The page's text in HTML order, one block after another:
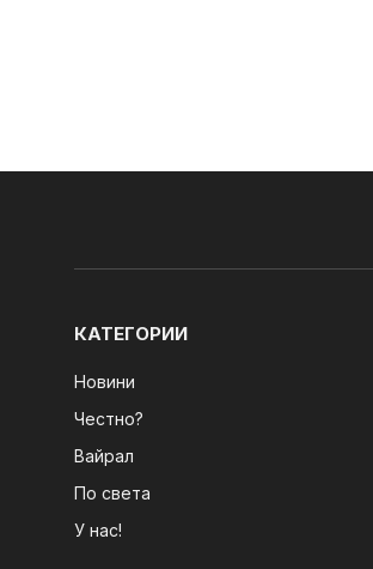
КАТЕГОРИИ
Новини
Честно?
Вайрал
По света
У нас!